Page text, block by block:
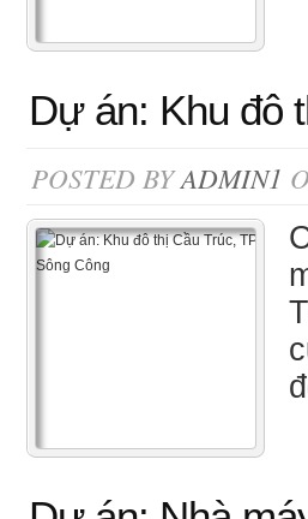
Dự án: Khu đô
POSTED BYADMIN1